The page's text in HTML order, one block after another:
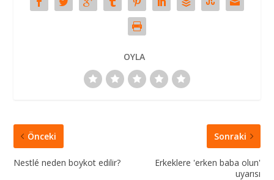
OYLA
Önceki
Nestlé neden boykot edilir?
Sonraki
Erkeklere 'erken baba olun'
uyarısı